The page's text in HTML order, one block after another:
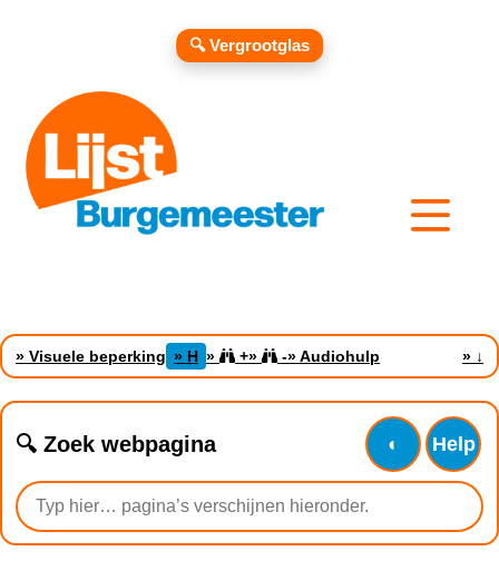
» Visuele beperking » H » +» -» Audiohulp » ↓
🔍 Zoek webpagina ◐ Help
🔍 Vergrootglas